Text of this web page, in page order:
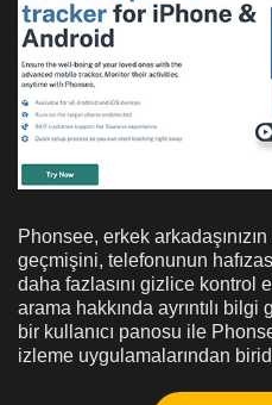
Phonsee, erkek
geçmişini, telefonunun
daha fazlasını gizlice kontrol
arama hakkında ayrıntılı
bir kullanıcı panosu ile
izleme uygulamalarından